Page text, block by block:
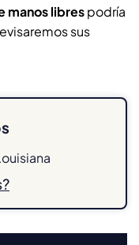
manos librespodría
sus